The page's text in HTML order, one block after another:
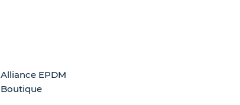
Alliance EPDM
Boutique